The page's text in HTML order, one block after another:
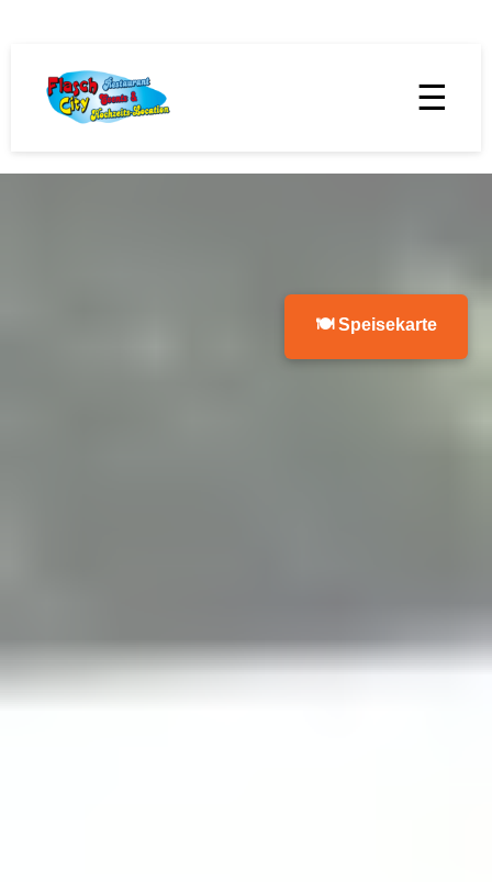
☰
🍽 Speisekarte
Restaurant,
Events &